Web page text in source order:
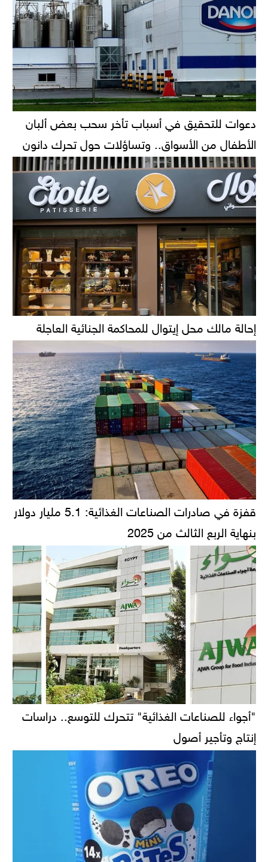
دعوات للتحقيق في أسباب تأخر سحب بعض ألبان
الأطفال من الأسواق.. وتساؤلات حول تحرك دانون
إحالة مالك محل إيتوال للمحاكمة الجنائية العاجلة
قفزة في صادرات الصناعات الغذائية: 5.1 مليار دولار
بنهاية الربع الثالث من 2025
"أجواء للصناعات الغذائية" تتحرك للتوسع.. دراسات
إنتاج وتأجير أصول